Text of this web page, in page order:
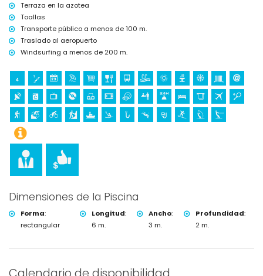
Terraza en la azotea
Toallas
Transporte público a menos de 100 m.
Traslado al aeropuerto
Windsurfing a menos de 200 m.
Dimensiones de la Piscina
Forma:
rectangular
Longitud:
6 m.
Ancho:
3 m.
Profundidad:
2 m.